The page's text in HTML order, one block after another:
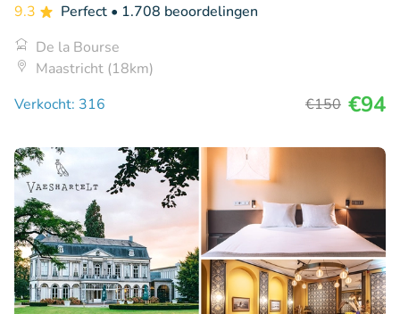
9.3 Perfect • 1.708 beoordelingen
De la Bourse
Maastricht (18km)
Verkocht: 316
€150 €94